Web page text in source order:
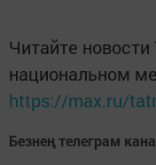
Читайте новости
национальном
https://max.ru/
Безнең телеграм